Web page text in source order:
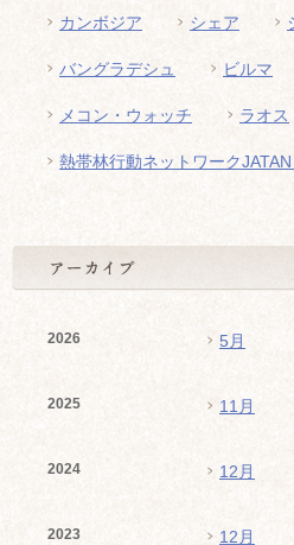
カンボジア シェア
バングラデシュ ビルマ
メコン・ウォッチ ラオス
熱帯林行動ネットワーク
2026 5月
2025 11月
2024 12月
2023 12月